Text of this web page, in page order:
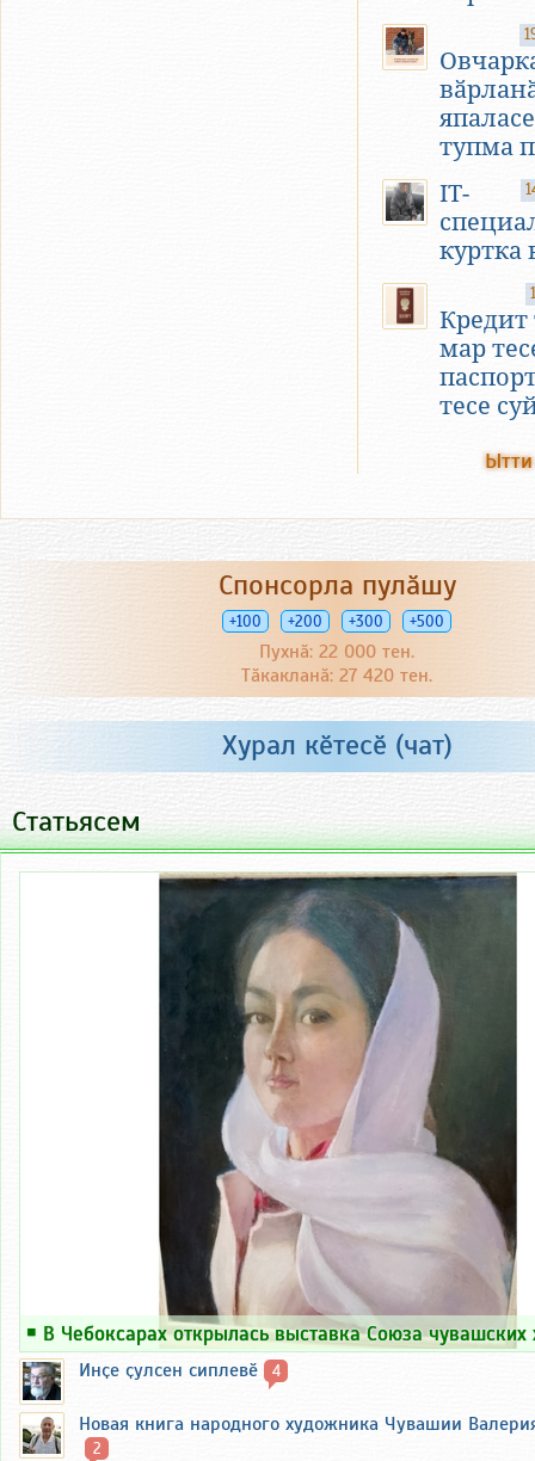
тупма
IT-
куртка
Кредит
мар
тесе
Спонсорла пулӑшу
+100 +200 +300 +500
Пухнӑ: 22 000 тен.
Тӑкакланӑ: 27 420 тен.
Хурал кӗтесӗ (чат)
Статьясем
￭ В Чебоксарах открылась выставка Союза
Инҫе ҫулсен сиплевӗ 4
Новая книга народного художника Чувашии
2